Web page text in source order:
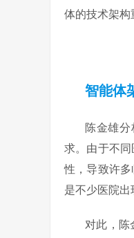
体的技术架构
智能体
陈金雄
求。由于不
性，导致许
是不少医院出
对此，陈